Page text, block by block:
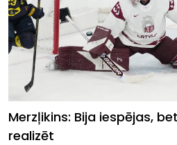
Merzļikins: Bija iespējas,
realizēt